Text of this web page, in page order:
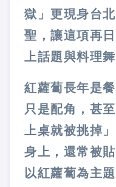
獄」更現身台北
聖，讓這項再
上話題與料理舞
紅蘿蔔長年是
只是配角，甚
上桌就被挑掉
身上，還常被
以紅蘿蔔為主